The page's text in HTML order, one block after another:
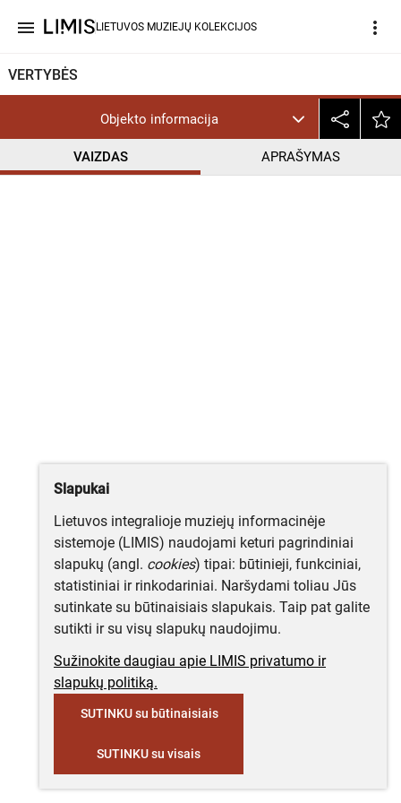
menu LIETUVOS MUZIEJŲ KOLEKCIJOS more_vert
VERTYBĖS
Objekto informacija
VAIZDAS APRAŠYMAS
Slapukai
Lietuvos integralioje muziejų informacinėje
sistemoje (LIMIS) naudojami keturi pagrindiniai
slapukų (angl. cookies) tipai: būtinieji, funkciniai,
statistiniai ir rinkodariniai. Naršydami toliau Jūs
sutinkate su būtinaisiais slapukais. Taip pat galite
sutikti ir su visų slapukų naudojimu.
Sužinokite daugiau apie LIMIS privatumo ir
slapukų politiką.
SUTINKU su būtinaisiais
SUTINKU su visais